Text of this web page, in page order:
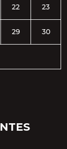
22 23
29 30